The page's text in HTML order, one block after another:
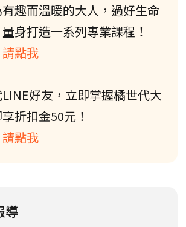
趣而溫暖的大人，過好生命
身打造一系列專業課程！
點我
好友，立即掌握橘世代大
折扣金50元！
點我
導